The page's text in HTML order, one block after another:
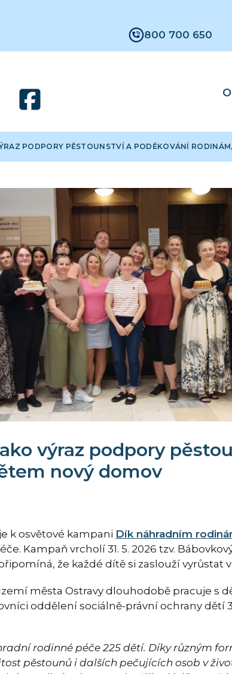
800 700 650
PODPORY PĚSTOUNSTVÍ A PODĚKOVÁNÍ
výraz podpory
nový domov
k osvětové kampani Dík náhradním
Kampaň vrcholí 31. 5. 2026 tzv.
že každé dítě si zaslouží
města Ostravy dlouhodobě pracuje s
oddělení sociálně-právní ochrany dětí
rodinné péče 225 dětí. Díky různým
pěstounů i dalších pečujících osob v